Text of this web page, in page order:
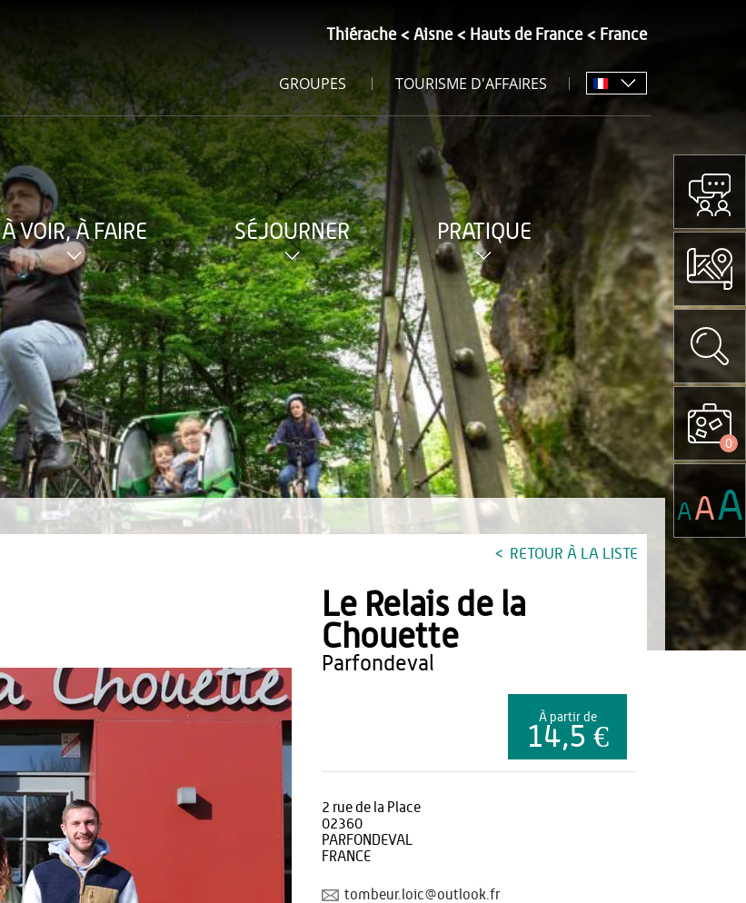
Thiérache Aisne Hauts de France France
GROUPES TOURISME D'AFFAIRES
À VOIR, À FAIRE SÉJOURNER PRATIQUE
RETOUR À LA LISTE
Le Relais de la
Chouette
parfondeval
À partir de
14,5 €
2 rue de la Place
02360
PARFONDEVAL
FRANCE
tombeur.loic@outlook.fr
0
AAA